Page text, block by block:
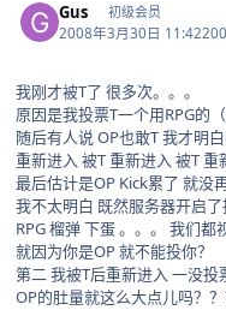
Gus 初级会员
2008年3月30日 11:42
我刚才被T了 很多次。。。
原因是我投票T一个用RPG的
随后有人说 OP也敢T 我才明
重新进入 被T 重新进入 被T
最后估计是OP Kick累了 就没
我不太明白 既然服务器开启
RPG 榴弹 下蛋 。。。 我们都
就因为你是OP 就不能投你？
第二 我被T后重新进入 一没
OP的肚量就这么大点儿吗？？